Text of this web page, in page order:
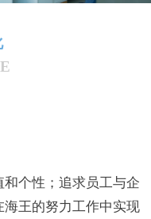
个性；追求员工与企
王的努力工作中实现